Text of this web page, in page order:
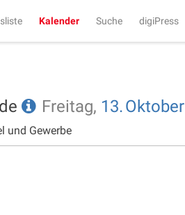
Kalender Suche digiPress
Freitag, 13.Oktober
und Gewerbe